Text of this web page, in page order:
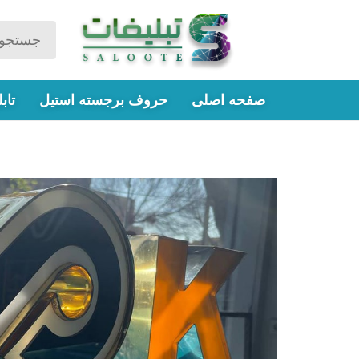
صفحه اصلی حروف برجسته استیل